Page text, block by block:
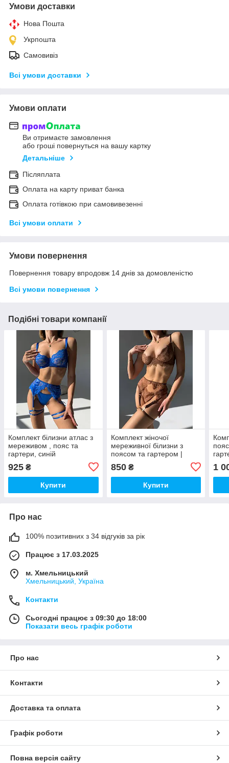
Умови доставки
Нова Пошта
Укрпошта
Самовивіз
Всі умови доставки
Умови оплати
Ви отримаєте замовлення
або гроші повернуться на вашу картку
Детальніше
Післяплата
Оплата на карту приват банка
Оплата готівкою при самовивезенні
Всі умови оплати
Умови повернення
Повернення товару впродовж 14 днів за домовленістю
Всі умови повернення
Подібні товари компанії
Комплект білизни атлас з
мереживом , пояс та
гартери, синій
925 ₴
Купити
Комплект жіночої
мереживної білизни з
поясом та гартером |
шоколадного кольору
850₴
Купити
1
Про нас
100% позитивних з 34 відгуків за рік
Працює з 17.03.2025
м. Хмельницький
Хмельницький, Україна
Контакти
Сьогодні працює з 09:30 до 18:00
Показати весь графік роботи
Про нас
Контакти
Доставка та оплата
Графік роботи
Повна версія сайту